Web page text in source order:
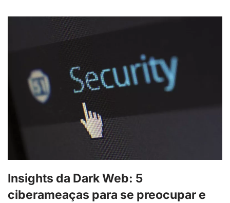
Insights da Dark Web: 5
ciberameaças para se preocupar e